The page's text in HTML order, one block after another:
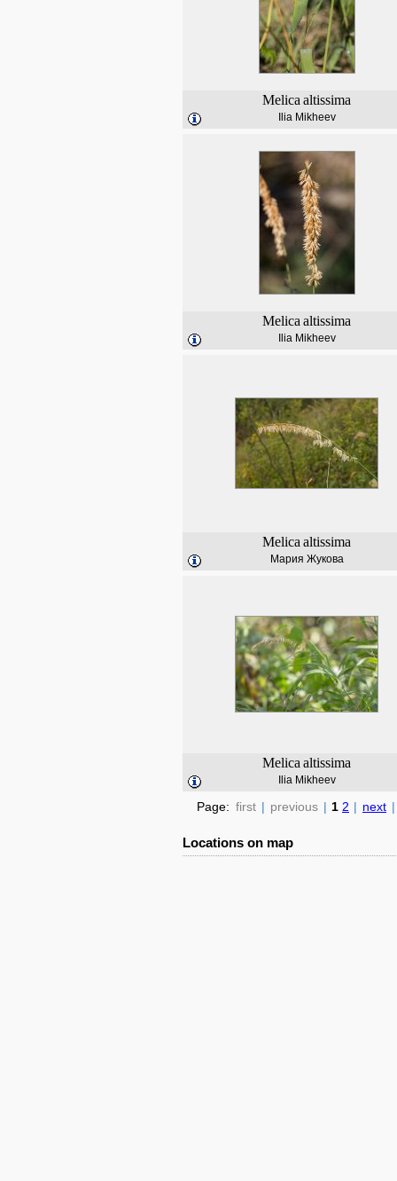
Melica altissima
Ilia Mikheev
Melica altissima
Ilia Mikheev
Melica altissima
Мария Жукова
Melica altissima
Ilia Mikheev
Page: first | previous | 1 2 | next |
Locations on map